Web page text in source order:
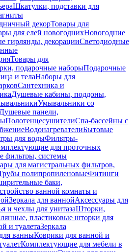
Шкатулки, подставки для
декорТовары для
для елей новогоднихНовогодние
гирлянды, декорацииСветодиодные
Товары для
подарочные наборыПодарочные
и телаНаборы для
Сантехника и
Душевые кабины, поддоны,
Умывальники со
Душевые панели,
ПолотенцесушителиСпа-бассейны с
ВодонагревателиБытовые
для водыФильтры-
для проточных
фильтры, системы
для магистральных фильтров,
полипропиленовыеФитинги
баки,
ванной комнаты и
Зеркала для ваннойАксессуары для
и чехлы для унитазаШторки,
пластиковые шторки для
и туалетаЗеркала
ванныКоврики для ванной и
Комплектующие для мебели в